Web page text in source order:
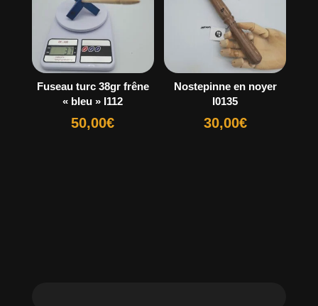
Fuseau turc 38gr frêne
« bleu » I112
50,00€
Nostepinne en noyer
I0135
30,00€